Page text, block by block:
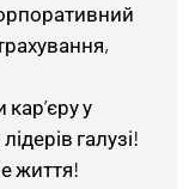
у
галузі!
життя!